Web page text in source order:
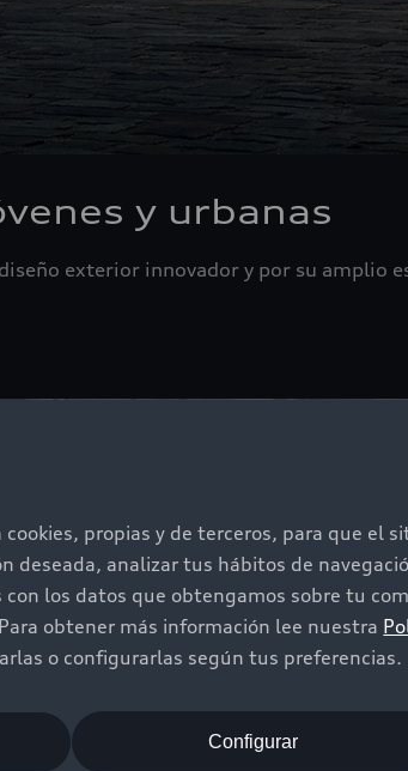
propias y de terceros, para que el
deseada, analizar tus hábitos de
los datos que obtengamos sobre tu
obtener más información lee nuestra
o configurarlas según tus preferencias.
Configurar
y urbanas
exterior innovador y por su amplio
Sistemas de apoyo al
conductor